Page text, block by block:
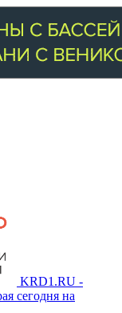
KRD1.RU -
сегодня на